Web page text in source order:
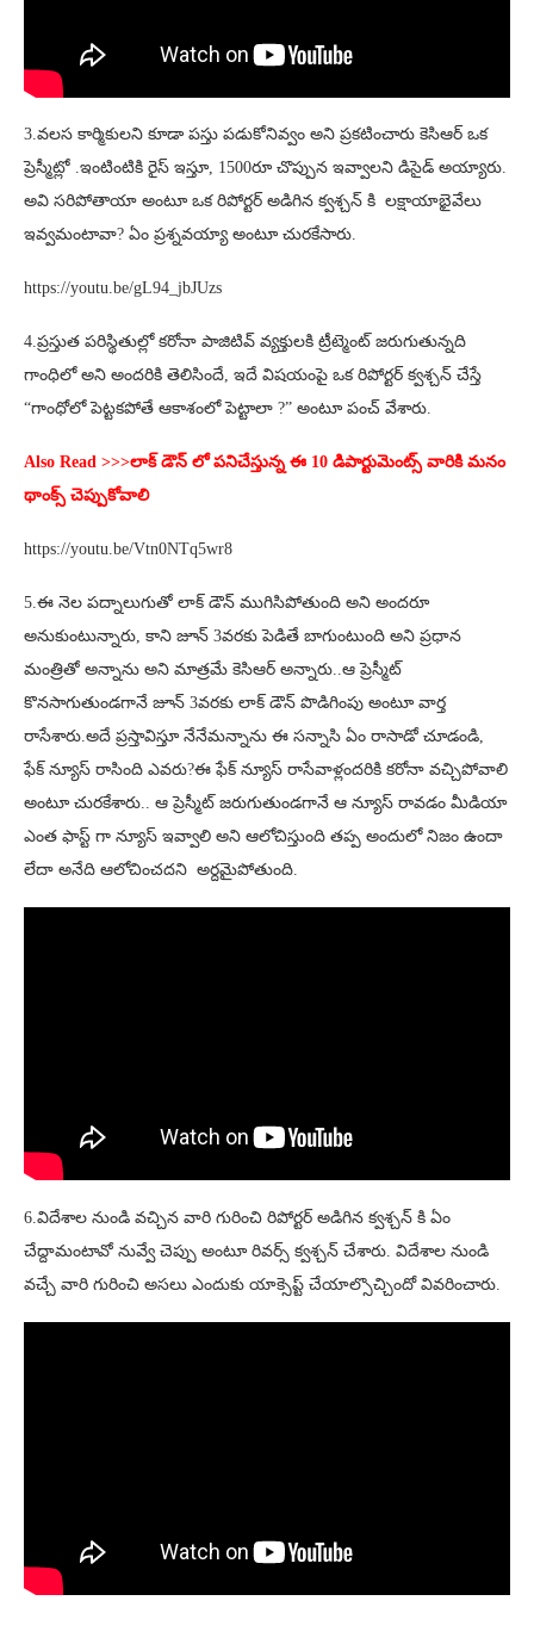
3.వలస కార్మికులని కూడా పస్తు పడుకోనివ్వం అని ప్రకటించారు కెసిఆర్ ఒక
ప్రెస్మీట్లో .ఇంటింటికి రైస్ ఇస్తూ, 1500రూ చొప్పున ఇవ్వాలని డిసైడ్ అయ్యారు.
అవి సరిపోతాయా అంటూ ఒక రిపోర్టర్ అడిగిన క్వశ్చన్ కి లక్షాయాభైవేలు
ఇవ్వమంటావా? ఏం ప్రశ్నవయ్యా అంటూ చురకేసారు.
https://youtu.be/gL94_jbJUzs
4.ప్రస్తుత పరిస్థితుల్లో కరోనా పాజిటివ్ వ్యక్తులకి ట్రీట్మెంట్ జరుగుతున్నది
గాంధిలో అని అందరికి తెలిసిందే, ఇదే విషయంపై ఒక రిపోర్టర్ క్వశ్చన్ చేస్తే
“గాంధోలో పెట్టకపోతే ఆకాశంలో పెట్టాలా ?” అంటూ పంచ్ వేశారు.
Also Read >>>లాక్ డౌన్ లో పనిచేస్తున్న ఈ 10 డిపార్టుమెంట్స్ వారికి మనం
థాంక్స్ చెప్పుకోవాలి
https://youtu.be/Vtn0NTq5wr8
5.ఈ నెల పద్నాలుగుతో లాక్ డౌన్ ముగిసిపోతుంది అని అందరూ
అనుకుంటున్నారు, కాని జూన్ 3వరకు పెడితే బాగుంటుంది అని ప్రధాన
మంత్రితో అన్నాను అని మాత్రమే కెసిఆర్ అన్నారు..ఆ ప్రెస్మీట్
కొనసాగుతుండగానే జూన్ 3వరకు లాక్ డౌన్ పొడిగింపు అంటూ వార్త
రాసేశారు.అదే ప్రస్తావిస్తూ నేనేమన్నాను ఈ సన్నాసి ఏం రాసాడో చూడండి,
ఫేక్ న్యూస్ రాసింది ఎవరు?ఈ ఫేక్ న్యూస్ రాసేవాళ్లందరికి కరోనా వచ్చిపోవాలి
అంటూ చురకేశారు.. ఆ ప్రెస్మీట్ జరుగుతుండగానే ఆ న్యూస్ రావడం మీడియా
ఎంత ఫాస్ట్ గా న్యూస్ ఇవ్వాలి అని ఆలోచిస్తుంది తప్ప అందులో నిజం ఉందా
లేదా అనేది ఆలోచించదని అర్దమైపోతుంది.
6.విదేశాల నుండి వచ్చిన వారి గురించి రిపోర్టర్ అడిగిన క్వశ్చన్ కి ఏం
చేద్దామంటావో నువ్వే చెప్పు అంటూ రివర్స్ క్వశ్చన్ చేశారు. విదేశాల నుండి
వచ్చే వారి గురించి అసలు ఎందుకు యాక్సెప్ట్ చేయాల్సొచ్చిందో వివరించారు.